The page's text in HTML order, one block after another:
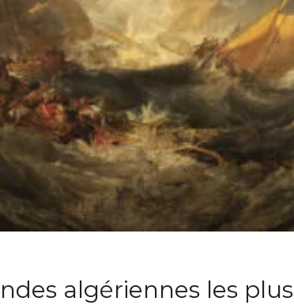
algériennes les plus